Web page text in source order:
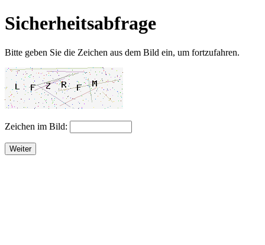
Sicherheitsabfrage
Bitte geben Sie die Zeichen aus dem Bild ein, um fortzufahren.
Zeichen im Bild:
Weiter